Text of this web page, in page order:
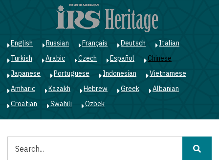
English Russian Français Deutsch
Italian
Turkish
Arabic Czech Español
Chinese
Japanese
Portuguese Indonesian
Vietnamese
Amharic
Kazakh Hebrew Greek
Albanian
Croatian
Swahili Ozbek